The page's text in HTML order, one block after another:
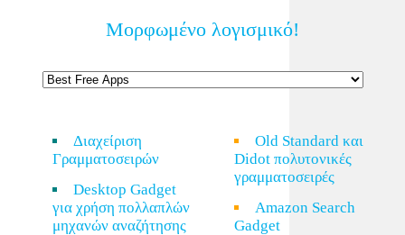
Μορφωμένο λογισμικό!
Διαχείριση
Γραμματοσειρών
Desktop Gadget
για χρήση πολλαπλών
μηχανών αναζήτησης
Old Standard και
Didot πολυτονικές
γραμματοσειρές
Amazon Search
Gadget